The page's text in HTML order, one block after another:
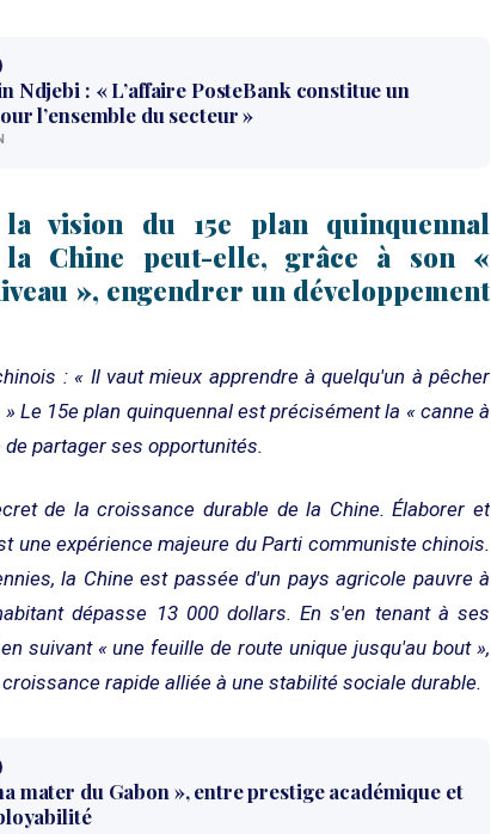
Ndjebi : « L’affaire PosteBank constitue un
l’ensemble du secteur »
la vision du 15e plan quinquennal
la Chine peut-elle, grâce à son «
», engendrer un développement
: « Il vaut mieux apprendre à quelqu'un à pêcher
Le 15e plan quinquennal est précisément la « canne à
partager ses opportunités.
de la croissance durable de la Chine. Élaborer et
une expérience majeure du Parti communiste chinois.
la Chine est passée d'un pays agricole pauvre à
dépasse 13 000 dollars. En s'en tenant à ses
suivant « une feuille de route unique jusqu'au bout »,
rapide alliée à une stabilité sociale durable.
mater du Gabon », entre prestige académique et